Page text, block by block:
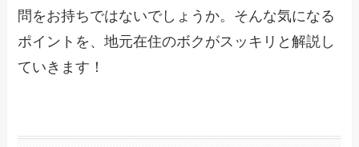
問をお持ちではないでしょうか。そんな気になる
ポイントを、地元在住のボクがスッキリと解説し
ていきます！